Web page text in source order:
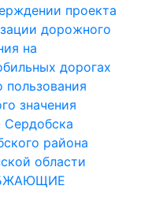
проекта
дорожного
на
дорогах
пользования
значения
Сердобска
района
области